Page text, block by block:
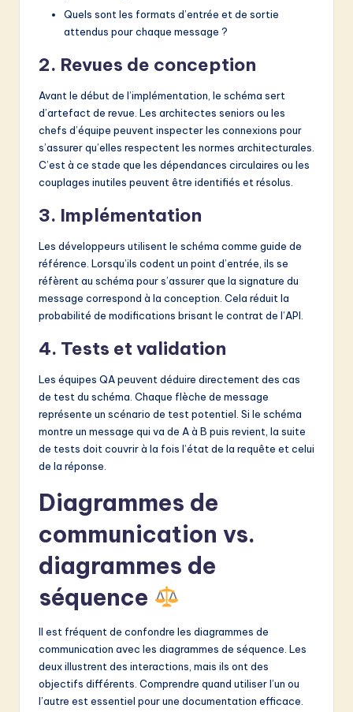
Quels sont les formats d’entrée et de sortie
attendus pour chaque message ?
2. Revues de conception
Avant le début de l’implémentation, le schéma sert
d’artefact de revue. Les architectes seniors ou les
chefs d’équipe peuvent inspecter les connexions pour
s’assurer qu’elles respectent les normes architecturales.
C’est à ce stade que les dépendances circulaires ou les
couplages inutiles peuvent être identifiés et résolus.
3. Implémentation
Les développeurs utilisent le schéma comme guide de
référence. Lorsqu’ils codent un point d’entrée, ils se
réfèrent au schéma pour s’assurer que la signature du
message correspond à la conception. Cela réduit la
probabilité de modifications brisant le contrat de l’API.
4. Tests et validation
Les équipes QA peuvent déduire directement des cas
de test du schéma. Chaque flèche de message
représente un scénario de test potentiel. Si le schéma
montre un message qui va de A à B puis revient, la suite
de tests doit couvrir à la fois l’état de la requête et celui
de la réponse.
Diagrammes de
communication vs.
diagrammes de
séquence
Il est fréquent de confondre les diagrammes de
communication avec les diagrammes de séquence. Les
deux illustrent des interactions, mais ils ont des
objectifs différents. Comprendre quand utiliser l’un ou
l’autre est essentiel pour une documentation efficace.